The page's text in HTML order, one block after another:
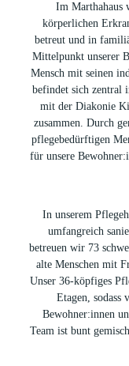
Im Marthahaus
körperlichen
betreut und in
Mittelpunkt unserer
Mensch mit seinen
befindet sich zentral
mit der Diakonie
zusammen. Durch
pflegebedürftigen
für unsere
In unserem
umfangreich
betreuen wir 73
alte Menschen mit
Unser 36-köpfiges
Etagen, sodass
Bewohner:innen
Team ist bunt